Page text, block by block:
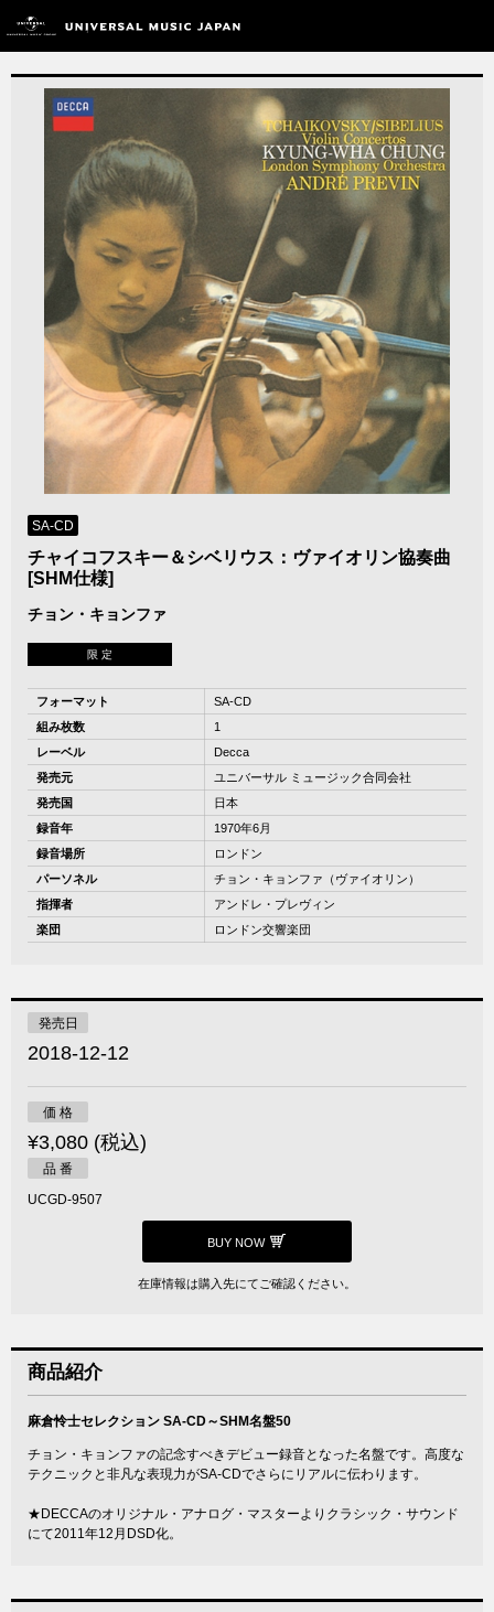
SA-CD
チャイコフスキー＆シベリウス：ヴァイオリン協奏曲
[SHM仕様]
チョン・キョンファ
限 定
フォーマット
SA-CD
組み枚数
1
レーベル
Decca
発売元
ユニバーサル ミュージック合同会社
発売国
日本
録音年
1970年6月
録音場所
ロンドン
パーソネル
チョン・キョンファ（ヴァイオリン）
指揮者
アンドレ・プレヴィン
楽団
ロンドン交響楽団
発売日
2018-12-12
価 格
¥3,080 (税込)
品 番
UCGD-9507
BUY NOW
在庫情報は購入先にてご確認ください。
商品紹介
麻倉怜士セレクション SA-CD～SHM名盤50
チョン・キョンファの記念すべきデビュー録音となった名盤です。高度な
テクニックと非凡な表現力がSA-CDでさらにリアルに伝わります。
★DECCAのオリジナル・アナログ・マスターよりクラシック・サウンド
にて2011年12月DSD化。